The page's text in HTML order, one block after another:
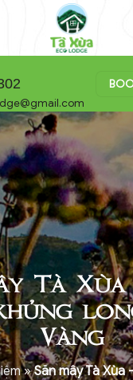
Tà
Vàng
»Săn mây Tà Xùa